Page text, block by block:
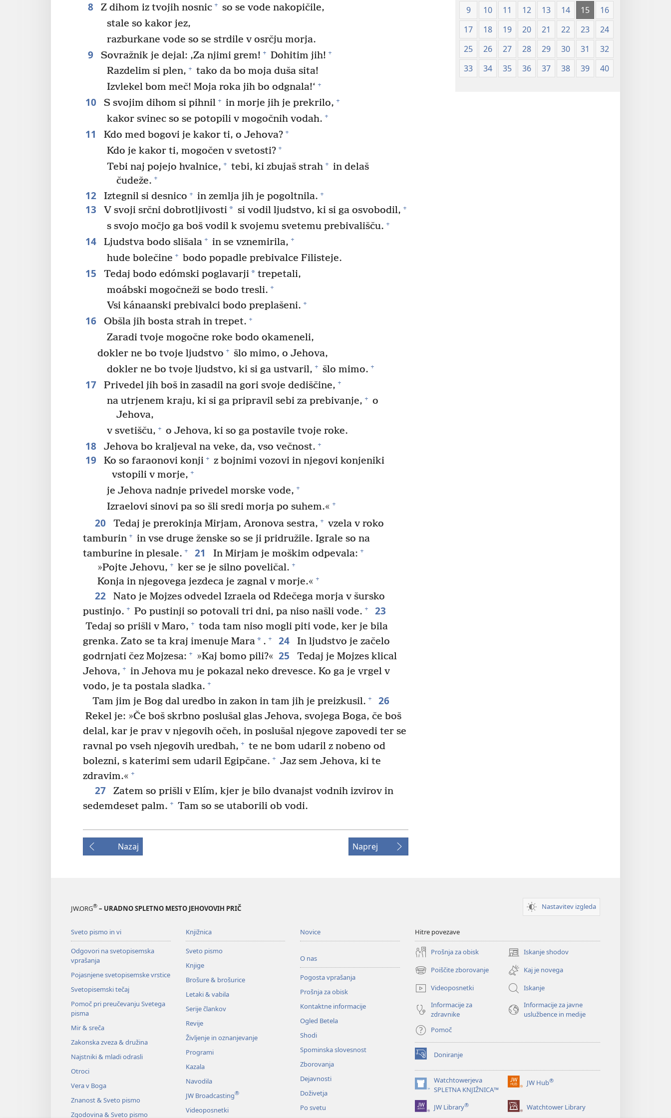
8 Z dihom iz tvojih nosnic + so se vode nakopičile,
stale so kakor jez,
razburkane vode so se strdile v osrčju morja.
9 Sovražnik je dejal: ‚Za njimi grem! + Dohitim jih! +
Razdelim si plen, + tako da bo moja duša sita!
Izvlekel bom meč! Moja roka jih bo odgnala!‘ +
10 S svojim dihom si pihnil + in morje jih je prekrilo, +
kakor svinec so se potopili v mogočnih vodah. +
11 Kdo med bogovi je kakor ti, o Jehova? +
Kdo je kakor ti, mogočen v svetosti? +
Tebi naj pojejo hvalnice, + tebi, ki zbujaš strah + in delaš
čudeže. +
12 Iztegnil si desnico + in zemlja jih je pogoltnila. +
13 V svoji srčni dobrotljivosti* si vodil ljudstvo, ki si ga osvobodil, +
s svojo močjo ga boš vodil k svojemu svetemu prebivališču. +
14 Ljudstva bodo slišala + in se vznemirila, +
hude bolečine + bodo popadle prebivalce Filisteje.
15 Tedaj bodo edómski poglavarji*trepetali,
moábski mogočneži se bodo tresli. +
Vsi kánaanski prebivalci bodo preplašeni. +
16 Obšla jih bosta strah in trepet. +
Zaradi tvoje mogočne roke bodo okameneli,
dokler ne bo tvoje ljudstvo + šlo mimo, o Jehova,
dokler ne bo tvoje ljudstvo, ki si ga ustvaril, + šlo mimo. +
17 Privedel jih boš in zasadil na gori svoje dediščine, +
na utrjenem kraju, ki si ga pripravil sebi za prebivanje, + o
Jehova,
v svetišču, + o Jehova, ki so ga postavile tvoje roke.
18 Jehova bo kraljeval na veke, da, vso večnost. +
19 Ko so faraonovi konji + z bojnimi vozovi in njegovi konjeniki
vstopili v morje, +
je Jehova nadnje privedel morske vode, +
Izraelovi sinovi pa so šli sredi morja po suhem.« +
20 Tedaj je prerokinja Mirjam, Aronova sestra, + vzela v roko
tamburin + in vse druge ženske so se ji pridružile. Igrale so na
tamburine in plesale. + 21 In Mirjam je moškim odpevala: +
»Pojte Jehovu, + ker se je silno poveličal. +
Konja in njegovega jezdeca je zagnal v morje.« +
22
Nato je Mojzes odvedel Izraela od Rdečega morja v šursko
pustinjo. + Po pustinji so potovali tri dni, pa niso našli vode. + 23
Tedaj so prišli v Maro, + toda tam niso mogli piti vode, ker je bila
grenka. Zato se ta kraj imenuje Mara* . + 24
In ljudstvo je začelo
godrnjati čez Mojzesa: + »Kaj bomo pili?« 25
Tedaj je Mojzes klical
Jehova, + in Jehova mu je pokazal neko drevesce. Ko ga je vrgel v
vodo, je ta postala sladka. +
Tam jim je Bog dal uredbo in zakon in tam jih je preizkusil. + 26
Rekel je: »Če boš skrbno poslušal glas Jehova, svojega Boga, če boš
delal, kar je prav v njegovih očeh, in poslušal njegove zapovedi ter se
ravnal po vseh njegovih uredbah, + te ne bom udaril z nobeno od
bolezni, s katerimi sem udaril Egipčane. + Jaz sem Jehova, ki te
zdravim.« +
27
Zatem so prišli v Elím, kjer je bilo dvanajst vodnih izvirov in
sedemdeset palm. + Tam so se utaborili ob vodi.
Nazaj Naprej
9
10 11 12 13 14 15
16
17
18 19 20 21 22 23
24
25
26 27 28 29 30 31
32
33
34 35 36 37 38 39 40
JW.ORG® – URADNO SPLETNO MESTO JEHOVOVIH PRIČ Nastavitev izgleda
Sveto pismo in vi
Odgovori na svetopisemska
vprašanja
Pojasnjene svetopisemske vrstice
Svetopisemski tečaj
Pomoč pri preučevanju Svetega
pisma
Mir & sreča
Zakonska zveza & družina
Najstniki & mladi odrasli
Otroci
Vera v Boga
Znanost & Sveto pismo
Zgodovina & Sveto pismo
Knjižnica
Sveto pismo
Knjige
Brošure & brošurice
Letaki & vabila
Serije člankov
Revije
Življenje in oznanjevanje
Programi
Kazala
Navodila
JW Broadcasting®
Videoposnetki
Novice
O nas
Pogosta vprašanja
Prošnja za obisk
Kontaktne informacije
Ogled Betela
Shodi
Spominska slovesnost
Zborovanja
Dejavnosti
Doživetja
Po svetu
Hitre povezave
Prošnja za obisk Iskanje shodov
(odpre
novo
okno)
Poiščite zborovanje
(odpre
novo
okno)
Kaj je novega
Videoposnetki
Iskanje
Informacije za
zdravnike
Informacije za javne
uslužbence in medije
Pomoč
Doniranje
(odpre
novo
okno)
Watchtowerjeva
SPLETNA KNJIŽNICA™
(odpre
novo
okno)
JW Hub®
(odpre
okno)
JW Library® Watchtower Library